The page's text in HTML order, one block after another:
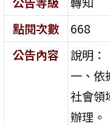
點閱次數
668
公告內容
說明：
一、依
社會領
辦理。